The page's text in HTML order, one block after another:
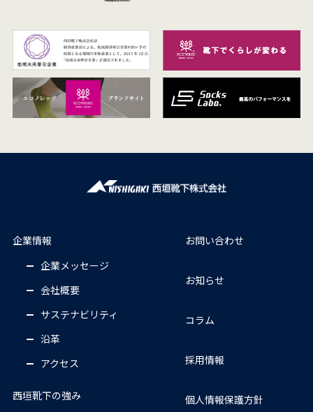
企業情報
企業メッセージ
会社概要
サステナビリティ
沿革
アクセス
西垣靴下の強み
お問い合わせ
お知らせ
コラム
採用情報
個人情報保護方針